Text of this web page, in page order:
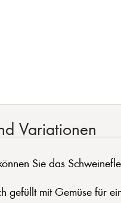
Variationen
Sie das
gefüllt mit Gemüse für